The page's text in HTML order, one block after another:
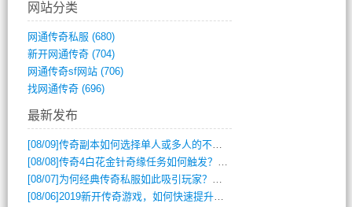
网站分类
网通传奇私服 (680)
新开网通传奇(704)
网通传奇sf网站(706)
找网通传奇(696)
最新发布
[08/09]传奇副本如何选择单人或多人的不同模式？
[08/08]传奇4白花金针奇缘任务如何触发？完整攻略解析
[08/07] 为何经典传奇私服如此吸引玩家？深度攻略解析
[08/06]2019新开传奇游戏，如何快速提升角色等级？